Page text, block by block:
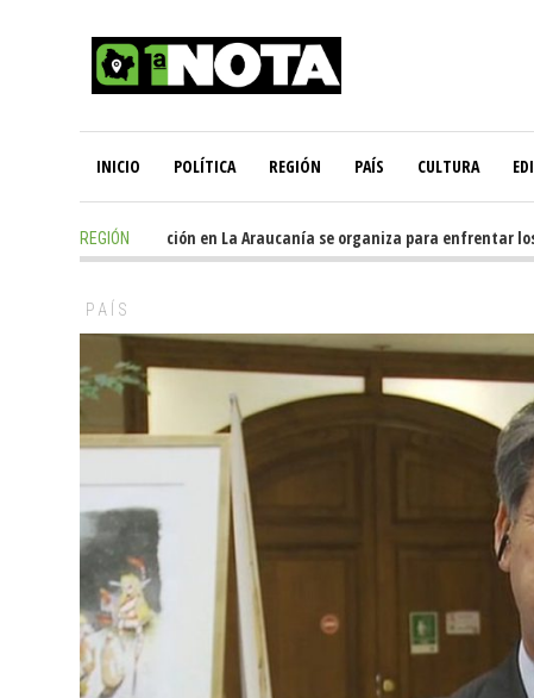
INICIO POLÍTICA REGIÓN PAÍS CULTURA
REGIÓN
10 hours ago - Oposición en La Araucanía se organiza para enfrentar los
PAÍS